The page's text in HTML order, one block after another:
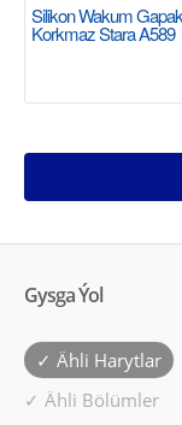
Silikon Wakum
Korkmaz Stara A589
Gysga Ýol
✓ Ähli Harytlar
✓ Ähli Bölümler